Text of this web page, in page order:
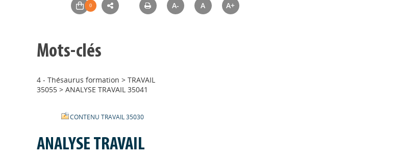
A- A A+
Mots-clés
4 - Thésaurus formation > TRAVAIL
35055 > ANALYSE TRAVAIL 35041
CONTENU TRAVAIL 35030
ANALYSE TRAVAIL